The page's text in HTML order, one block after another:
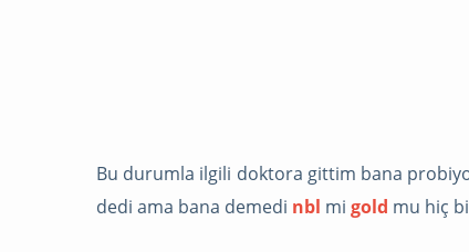
Bu durumla ilgili doktora gittim bana
dedi ama bana demedi nbl mi gold mu hiç